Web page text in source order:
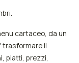
cartaceo, da un
trasformare il
piatti, prezzi,